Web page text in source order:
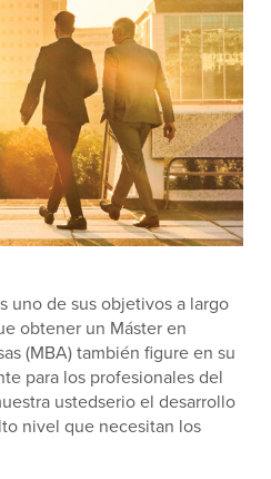
uno de sus objetivos a largo
obtener un Máster en
(MBA) también figure en su
para los profesionales del
ustedserio el desarrollo
nivel que necesitan los